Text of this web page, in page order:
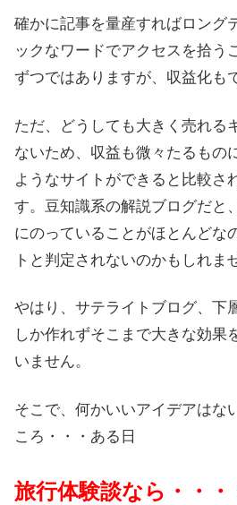
確かに記事を量産すればロング
ックなワードでアクセスを拾う
ずつではありますが、収益化も
ただ、どうしても大きく売れる
ないため、収益も微々たるもの
ようなサイトができると比較さ
す。豆知識系の解説ブログだと
にのっていることがほとんどな
トと判定されないのかもしれま
やはり、サテライトブログ、下
しか作れずそこまで大きな効果
いません。
そこで、何かいいアイデアはな
ころ・・・ある日
旅行体験談なら・・・